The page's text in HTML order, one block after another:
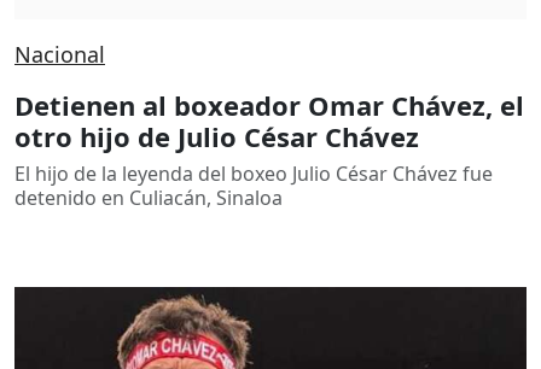
Nacional
Detienen al boxeador Omar Chávez, el
otro hijo de Julio César Chávez
El hijo de la leyenda del boxeo Julio César Chávez fue
detenido en Culiacán, Sinaloa